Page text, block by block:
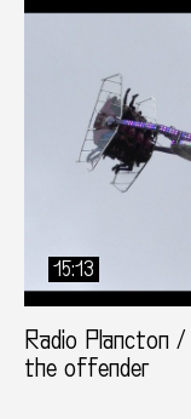
15:13
Radio Plancton
the offender